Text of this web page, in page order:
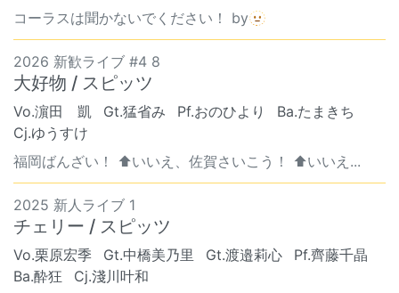
コーラスは聞かないでください！ by🫥
2026 新歓ライブ #4 8
大好物 / スピッツ
Vo.濵田 凱 Gt.猛省み Pf.おのひより
Ba.たまきち
Cj.ゆうすけ
福岡ばんざい！ ⬆️いいえ、佐賀さいこう！ ⬆️いいえ...
2025 新人ライブ 1
チェリー / スピッツ
Vo.栗原宏季 Gt.中橋美乃里 Gt.渡邉莉心
Pf.齊藤千晶
Ba.酔狂
Cj.淺川叶和